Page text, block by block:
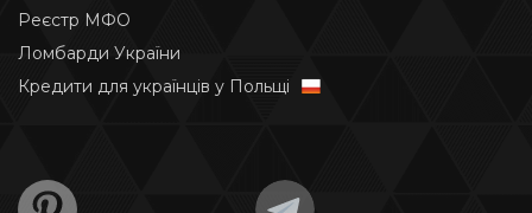
Реєстр МФО
Ломбарди України
Кредити для українців у Польщі